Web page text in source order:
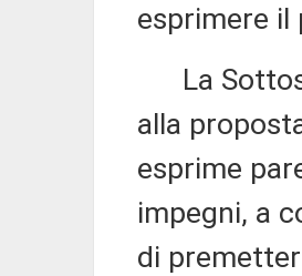
esprimere il
La
alla
esprime
impegni, a
di